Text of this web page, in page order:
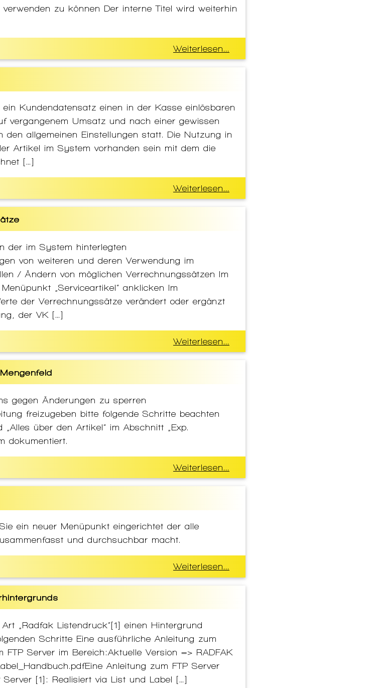
zu können Der interne Titel wird weiterhin
Weiterlesen...
Kundendatensatz einen in der Kasse einlösbaren
vergangenem Umsatz und nach einer gewissen
den allgemeinen Einstellungen statt. Die Nutzung in
Artikel im System vorhanden sein mit dem die
[…]
Weiterlesen...
der im System hinterlegten
von weiteren und deren Verwendung im
/ Ändern von möglichen Verrechnungssätzen Im
„Serviceartikel“ anklicken Im
der Verrechnungssätze verändert oder ergänzt
der VK […]
Weiterlesen...
gegen Änderungen zu sperren
freizugeben bitte folgende Schritte beachten
über den Artikel“ im Abschnitt „Exp.
dokumentiert.
Weiterlesen...
ein neuer Menüpunkt eingerichtet der alle
und durchsuchbar macht.
Weiterlesen...
„Radfak Listendruck“[1] einen Hintergrund
Schritte Eine ausführliche Anleitung zum
Server im Bereich:Aktuelle Version => RADFAK
Anleitung zum FTP Server
[1]: Realisiert via List und Label […]